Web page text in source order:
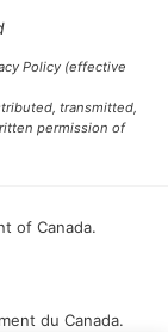
Policy (effective
transmitted,
permission of
of Canada.
du Canada.